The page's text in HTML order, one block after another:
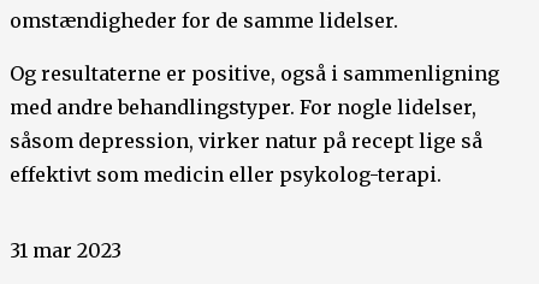
omstændigheder for de samme lidelser.
Og resultaterne er positive, også i sammenligning
med andre behandlingstyper. For nogle lidelser,
såsom depression, virker natur på recept lige så
effektivt som medicin eller psykolog-terapi.
31 mar 2023